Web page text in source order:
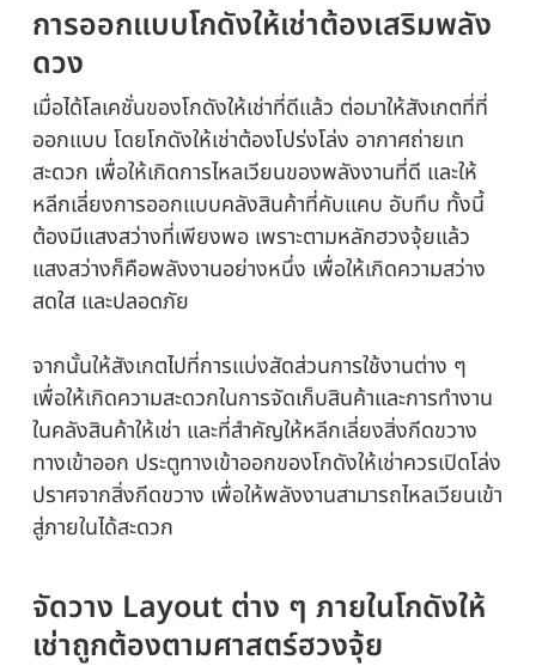
การออกแบบโกดังให้เช่าต้องเสริมพลัง
ดวง
เมื่อได้โลเคชั่นของโกดังให้เช่าที่ดีแล้ว ต่อมาให้สังเกตที่ที่
ออกแบบ โดยโกดังให้เช่าต้องโปร่งโล่ง อากาศถ่ายเท
สะดวก เพื่อให้เกิดการไหลเวียนของพลังงานที่ดี และให้
หลีกเลี่ยงการออกแบบคลังสินค้าที่คับแคบ อับทึบ ทั้งนี้
ต้องมีแสงสว่างที่เพียงพอ เพราะตามหลักฮวงจุ้ยแล้ว
แสงสว่างก็คือพลังงานอย่างหนึ่ง เพื่อให้เกิดความสว่าง
สดใส และปลอดภัย
จากนั้นให้สังเกตไปที่การแบ่งสัดส่วนการใช้งานต่าง ๆ
เพื่อให้เกิดความสะดวกในการจัดเก็บสินค้าและการทำงาน
ในคลังสินค้าให้เช่า และที่สำคัญให้หลีกเลี่ยงสิ่งกีดขวาง
ทางเข้าออก ประตูทางเข้าออกของโกดังให้เช่าควรเปิดโล่ง
ปราศจากสิ่งกีดขวาง เพื่อให้พลังงานสามารถไหลเวียนเข้า
สู่ภายในได้สะดวก
จัดวาง Layout ต่าง ๆ ภายในโกดังให้
เช่าถูกต้องตามศาสตร์ฮวงจุ้ย